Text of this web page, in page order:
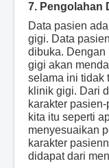
7. Pengolahan
Data pasien
gigi. Data
dibuka. Dengan
gigi akan
selama ini tidak
klinik gigi. Dari
karakter
kita itu seperti
menyesuaikan
karakter
didapat dari